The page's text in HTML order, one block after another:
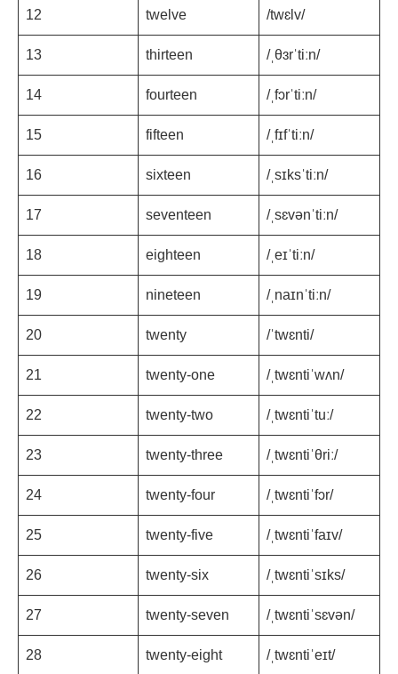
12 twelve /twɛlv/
13 thirteen /ˌθɜrˈtiːn/
14 fourteen /ˌfɔrˈtiːn/
15 fifteen /ˌfɪfˈtiːn/
16 sixteen /ˌsɪksˈtiːn/
17 seventeen /ˌsɛvənˈtiːn/
18 eighteen /ˌeɪˈtiːn/
19 nineteen /ˌnaɪnˈtiːn/
20 twenty /ˈtwɛnti/
21 twenty-one /ˌtwɛntiˈwʌn/
22 twenty-two /ˌtwɛntiˈtuː/
23 twenty-three /ˌtwɛntiˈθriː/
24 twenty-four /ˌtwɛntiˈfɔr/
25 twenty-five /ˌtwɛntiˈfaɪv/
26 twenty-six /ˌtwɛntiˈsɪks/
27 twenty-seven /ˌtwɛntiˈsɛvən/
28 twenty-eight /ˌtwɛntiˈeɪt/